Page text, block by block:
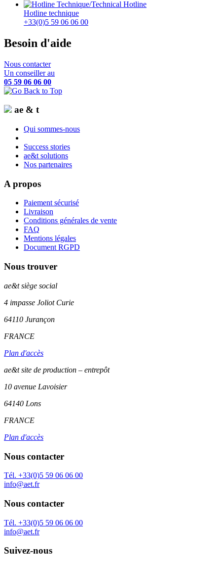
Hotline technique
+33(0)5 59 06 06 00
Besoin d'aide
Nous contacter
Un conseiller au
05 59 06 06 00
ae & t
Qui sommes-nous
Success stories
ae&t solutions
Nos partenaires
A propos
Paiement sécurisé
Livraison
Conditions générales de vente
FAQ
Mentions légales
Document RGPD
Nous trouver
ae&tsiège social
4 impasse Joliot Curie
64110 Jurançon
FRANCE
Plan d'accès
ae&t site de production – entrepôt
10 avenue Lavoisier
64140 Lons
FRANCE
Plan d'accès
Nous contacter
Tél. +33(0)5 59 06 06 00
info@aet.fr
Nous contacter
Tél. +33(0)5 59 06 06 00
info@aet.fr
Suivez-nous